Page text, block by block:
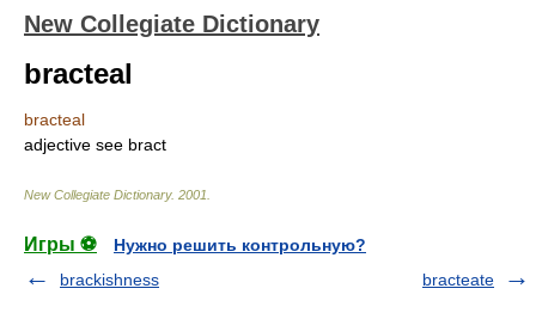
New Collegiate Dictionary
bracteal
bracteal
adjective see bract
New Collegiate Dictionary. 2001
Игры ⚽
Нужно решить контрольную?
brackishness
bracteate